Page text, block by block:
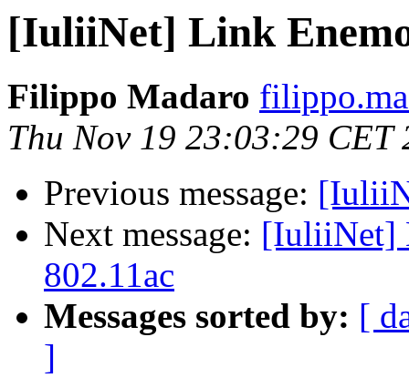
[IuliiNet] Link
Filippo Madaro
Thu Nov 19 23:03:29 CET
Previous message:
Next message: [IuliiNet]
802.11ac
Messages sorted by: [
]